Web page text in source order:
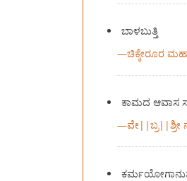
ಬಾಳಬುತ್ತಿ
—ಚಿಕ್ಕೇರೂರ
ಕಾಮದ ಆವಾಸ
—